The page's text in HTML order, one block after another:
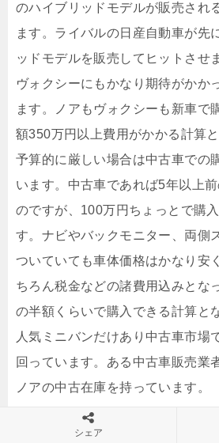
のハイブリッドモデルが販売され
ます。ライバルの日産自動車が先
ッドモデルを販売してヒットさせ
ヴォクシーにもかなり期待がかか
ます。ノアもヴォクシーも新車で
額350万円以上費用がかかる計算
予算的に厳しい場合は中古車での
います。中古車であれば5年以上
のですが、100万円ちょっとで購
す。ナビやバックモニター、両側
ついていても車体価格はかなり安
ちろん税金などの諸費用込みとな
の半額くらいで購入できる計算と
人気ミニバンだけあり中古車市場
回っています。ある中古車販売業
ノアの中古在庫を持っています。
シェア